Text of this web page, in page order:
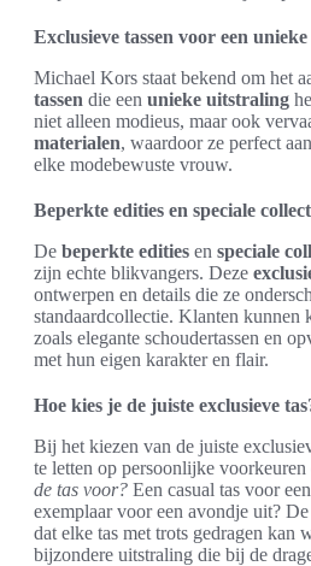
Exclusieve tassen voor een
Michael Kors staat bekend om het
tassen die een unieke uitstraling
niet alleen modieus, maar ook
materialen, waardoor ze perfect
elke modebewuste vrouw.
Beperkte edities en speciale
De beperkte edities en speciale
zijn echte blikvangers. Deze
ontwerpen en details die ze
standaardcollectie. Klanten kunnen
zoals elegante schoudertassen en
met hun eigen karakter en flair.
Hoe kies je de juiste exclusieve
Bij het kiezen van de juiste
te letten op persoonlijke voorkeuren
de tas voor? Een casual tas voor
exemplaar voor een avondje uit?
dat elke tas met trots gedragen kan
bijzondere uitstraling die bij de